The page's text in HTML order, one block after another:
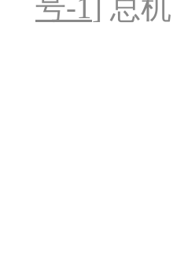
号-1] 总机